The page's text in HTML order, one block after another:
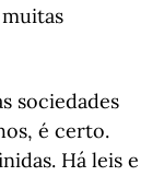
sociedades
é certo.
Há leis e